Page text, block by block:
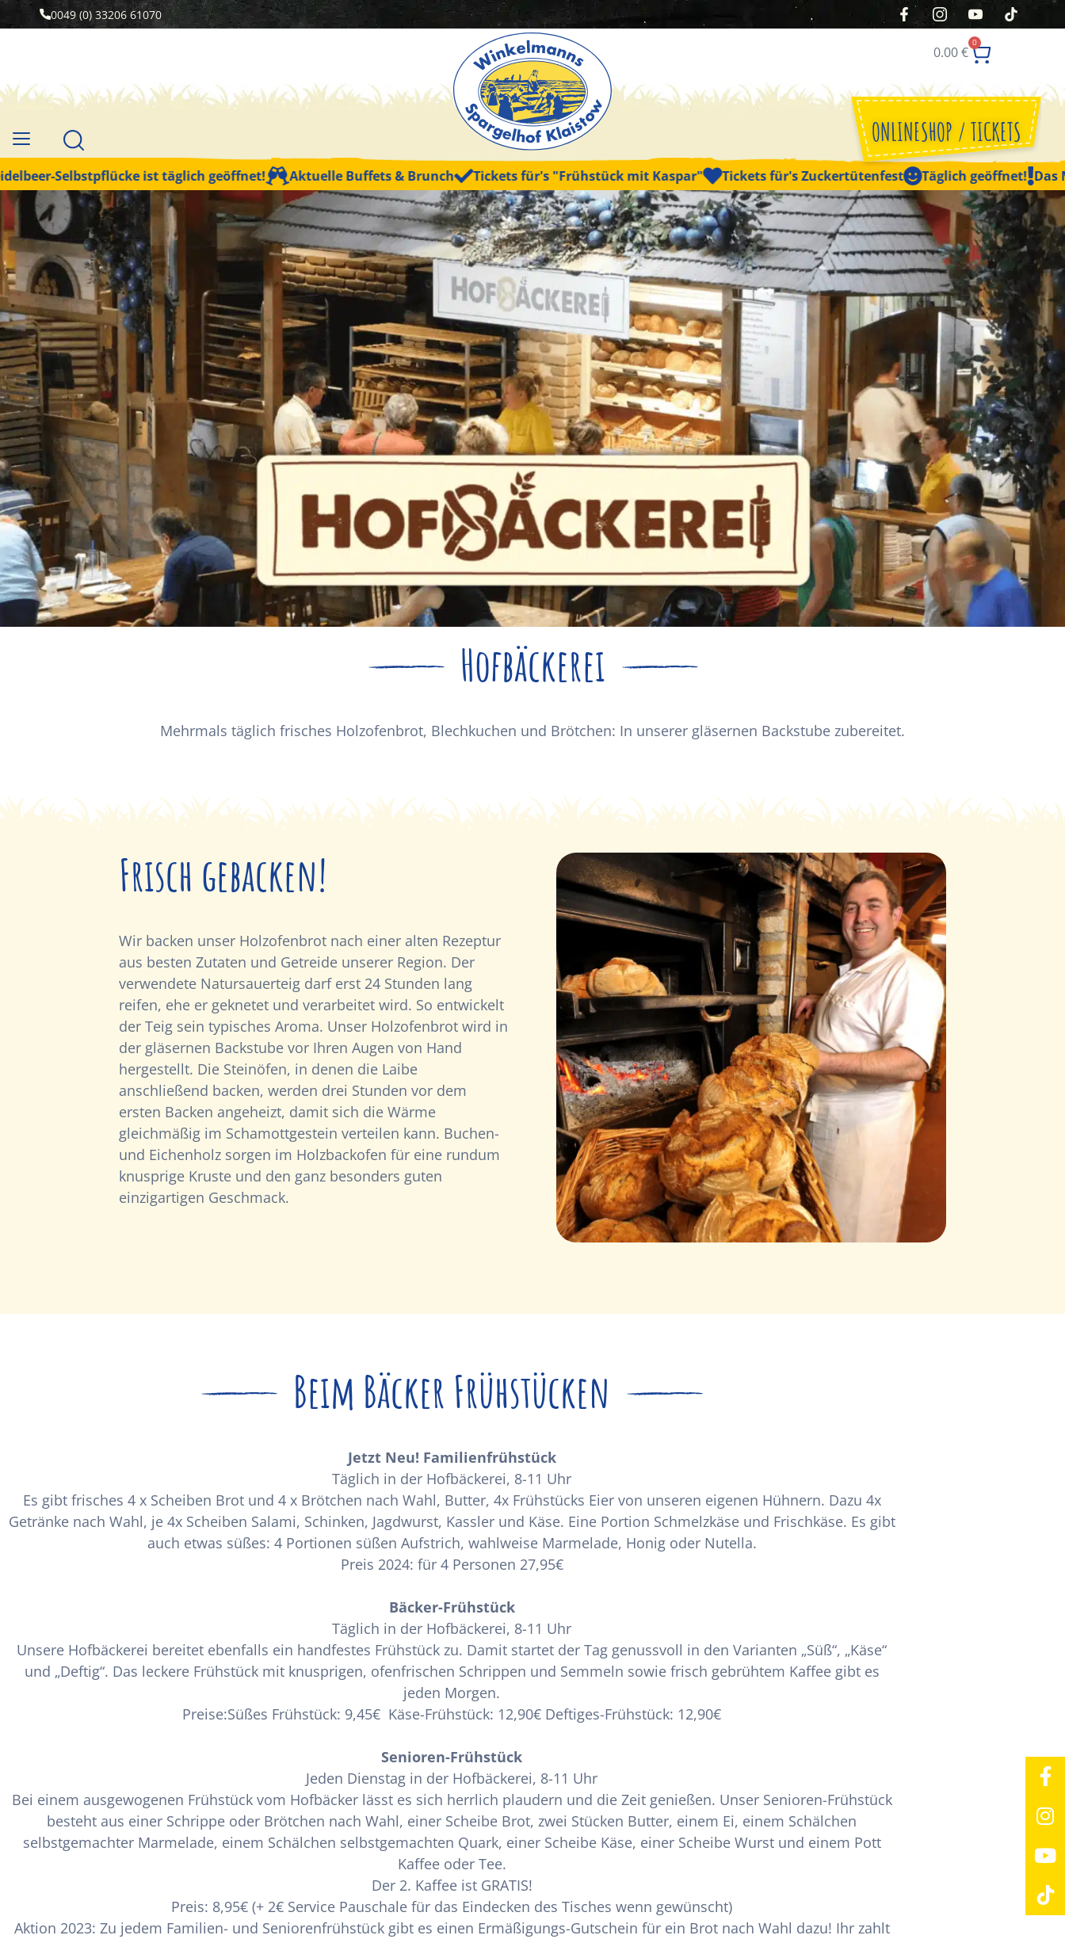
0049 (0) 33206 61070
0.00€
0
ONLINESHOP / TICKETS
ist täglich geöffnet! Aktuelle Buffets & Brunch Tickets für's "Frühstück mit Kaspar" Tickets für's Zuckertütenfest Täglich geöffnet! Das
Hofbäckerei
Mehrmals täglich frisches Holzofenbrot, Blechkuchen und Brötchen: In unserer gläsernen Backstube zubereitet.
Frisch gebacken!
Wir backen unser Holzofenbrot nach einer alten Rezeptur
aus besten Zutaten und Getreide unserer Region. Der
verwendete Natursauerteig darf erst 24 Stunden lang
reifen, ehe er geknetet und verarbeitet wird. So entwickelt
der Teig sein typisches Aroma. Unser Holzofenbrot wird in
der gläsernen Backstube vor Ihren Augen von Hand
hergestellt. Die Steinöfen, in denen die Laibe
anschließend backen, werden drei Stunden vor dem
ersten Backen angeheizt, damit sich die Wärme
gleichmäßig im Schamottgestein verteilen kann. Buchen-
und Eichenholz sorgen im Holzbackofen für eine rundum
knusprige Kruste und den ganz besonders guten
einzigartigen Geschmack.
Beim Bäcker Frühstücken
Jetzt Neu! Familienfrühstück
Täglich in der Hofbäckerei, 8-11 Uhr
Es gibt frisches 4 x Scheiben Brot und 4 x Brötchen nach Wahl, Butter, 4x Frühstücks Eier von unseren eigenen Hühnern. Dazu 4x
Getränke nach Wahl, je 4x Scheiben Salami, Schinken, Jagdwurst, Kassler und Käse. Eine Portion Schmelzkäse und Frischkäse. Es gibt
auch etwas süßes: 4 Portionen süßen Aufstrich, wahlweise Marmelade, Honig oder Nutella.
Preis 2024: für 4 Personen 27,95€
Bäcker-Frühstück
Täglich in der Hofbäckerei, 8-11 Uhr
Unsere Hofbäckerei bereitet ebenfalls ein handfestes Frühstück zu. Damit startet der Tag genussvoll in den Varianten „Süß“, „Käse“
und „Deftig“. Das leckere Frühstück mit knusprigen, ofenfrischen Schrippen und Semmeln sowie frisch gebrühtem Kaffee gibt es
jeden Morgen.
Preise:Süßes Frühstück: 9,45€ Käse-Frühstück: 12,90€ Deftiges-Frühstück: 12,90€
Senioren-Frühstück
Jeden Dienstag in der Hofbäckerei, 8-11 Uhr
Bei einem ausgewogenen Frühstück vom Hofbäcker lässt es sich herrlich plaudern und die Zeit genießen. Unser Senioren-Frühstück
besteht aus einer Schrippe oder Brötchen nach Wahl, einer Scheibe Brot, zwei Stücken Butter, einem Ei, einem Schälchen
selbstgemachter Marmelade, einem Schälchen selbstgemachten Quark, einer Scheibe Käse, einer Scheibe Wurst und einem Pott
Kaffee oder Tee.
Der 2. Kaffee ist GRATIS!
Preis: 8,95€ (+ 2€ Service Pauschale für das Eindecken des Tisches wenn gewünscht)
Aktion 2023: Zu jedem Familien- und Seniorenfrühstück gibt es einen Ermäßigungs-Gutschein für ein Brot nach Wahl dazu! Ihr zahlt